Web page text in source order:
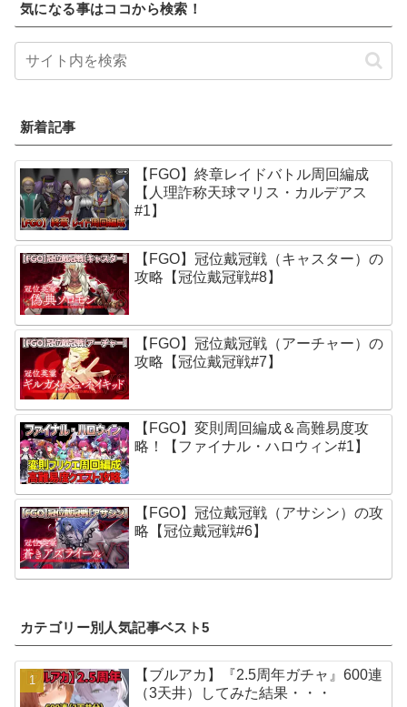
気になる事はココから検索！
新着記事
【FGO】終章レイドバトル周回編成
【人理詐称天球マリス・カルデアス
#1】
【FGO】冠位戴冠戦（キャスター）の
攻略【冠位戴冠戦#8】
【FGO】冠位戴冠戦（アーチャー）の
攻略【冠位戴冠戦#7】
【FGO】変則周回編成＆高難易度攻
略！【ファイナル・ハロウィン#1】
【FGO】冠位戴冠戦（アサシン）の攻
略【冠位戴冠戦#6】
カテゴリー別人気記事ベスト5
【ブルアカ】『2.5周年ガチャ』600連
（3天井）してみた結果・・・